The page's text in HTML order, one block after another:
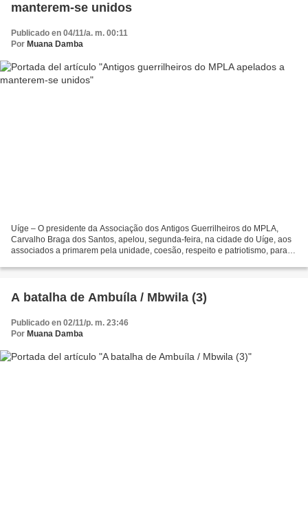
manterem-se unidos
Publicado en 04/11/a. m. 00:11
Por Muana Damba
Uíge – O presidente da Associação dos Antigos Guerrilheiros do MPLA,
Carvalho Braga dos Santos, apelou, segunda-feira, na cidade do Uíge, aos
associados a primarem pela unidade, coesão, respeito e patriotismo, para
A batalha de Ambuíla / Mbwila (3)
Publicado en 02/11/p. m. 23:46
Por Muana Damba